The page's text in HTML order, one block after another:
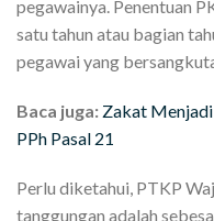
pegawainya. Penentuan
satu tahun atau bagian
pegawai yang
Baca juga: Zakat
PPh Pasal 21
Perlu diketahui, PTKP
tanggungan adalah